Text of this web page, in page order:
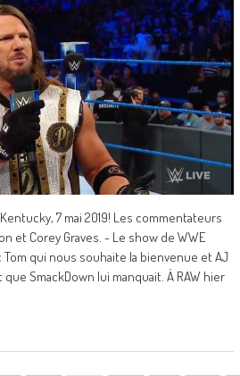
7 mai 2019! Les commentateurs
et Corey Graves. - Le show de WWE
qui nous souhaite la bienvenue et AJ
SmackDown lui manquait. À RAW hier